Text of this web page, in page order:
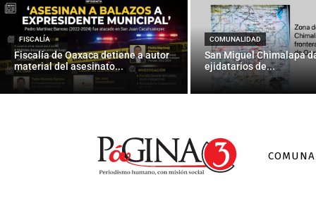
FISCALÍA
Fiscalía de Oaxaca detiene a autor
material del asesinato...
COMUNALIDAD
San Miguel Chimalapa
ejidatarios de...
Caso